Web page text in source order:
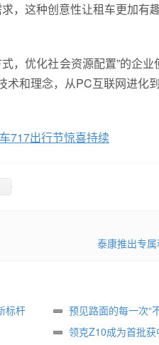
，这种创意性让租车更加有
优化社会资源配置”的企业
和理念，从PC互联网进化
717出行节惊喜持续
泰康推出专
标杆
预见路面的每一次“
领克Z10成为首批